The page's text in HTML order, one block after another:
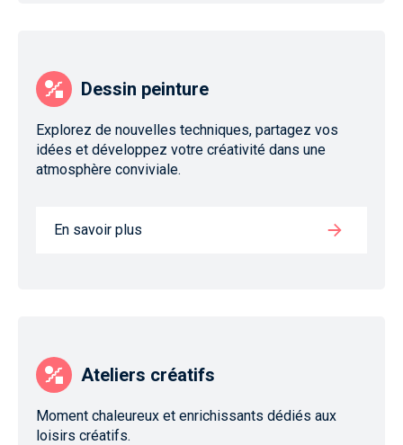
Dessin peinture
Explorez de nouvelles techniques, partagez vos
idées et développez votre créativité dans une
atmosphère conviviale.
En savoir plus
Ateliers créatifs
Moment chaleureux et enrichissants dédiés aux
loisirs créatifs.